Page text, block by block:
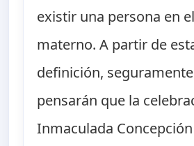
existir una persona en
materno. A partir de
definición,
pensarán que la
Inmaculada